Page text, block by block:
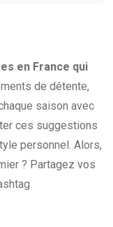
en France qui
de détente,
saison avec
ces suggestions
personnel. Alors,
? Partagez vos